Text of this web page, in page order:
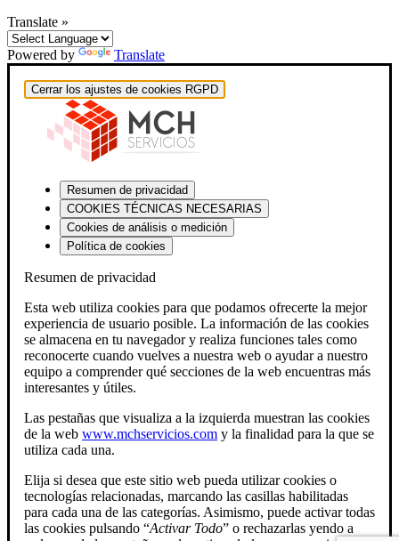
Translate »
Powered by Translate
Cerrar los ajustes de cookies RGPD
Resumen de privacidad
COOKIES TÉCNICAS NECESARIAS
Cookies de análisis o medición
Política de cookies
Resumen de privacidad
Esta web utiliza cookies para que podamos ofrecerte la mejor
experiencia de usuario posible. La información de las cookies
se almacena en tu navegador y realiza funciones tales como
reconocerte cuando vuelves a nuestra web o ayudar a nuestro
equipo a comprender qué secciones de la web encuentras más
interesantes y útiles.
Las pestañas que visualiza a la izquierda muestran las cookies
de la web www.mchservicios.com y la finalidad para la que se
utiliza cada una.
Elija si desea que este sitio web pueda utilizar cookies o
tecnologías relacionadas, marcando las casillas habilitadas
para cada una de las categorías. Asimismo, puede activar todas
las cookies pulsando “Activar Todo” o rechazarlas yendo a